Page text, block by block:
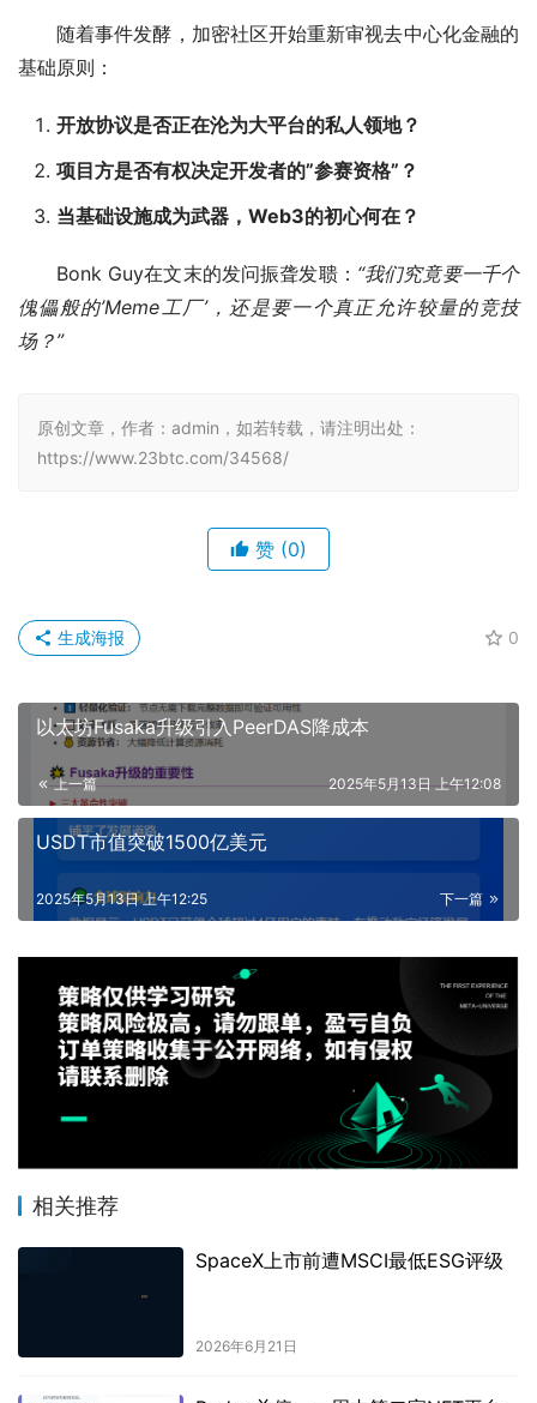
随着事件发酵，加密社区开始重新审视去中心化金融的
基础原则：
开放协议是否正在沦为大平台的私人领地？
项目方是否有权决定开发者的”参赛资格”？
当基础设施成为武器，Web3的初心何在？
Bonk Guy在文末的发问振聋发聩： “我们究竟要一千个
傀儡般的’Meme工厂’，还是要一个真正允许较量的竞技
场？”
原创文章，作者：admin，如若转载，请注明出处：
https://www.23btc.com/34568/
赞 (0)
0
生成海报
以太坊Fusaka升级引入PeerDAS降成本
上一篇 2025年5月13日 上午12:08
USDT市值突破1500亿美元
下一篇
2025年5月13日 上午12:25
相关推荐
SpaceX上市前遭MSCI最低ESG评级
2026年6月21日